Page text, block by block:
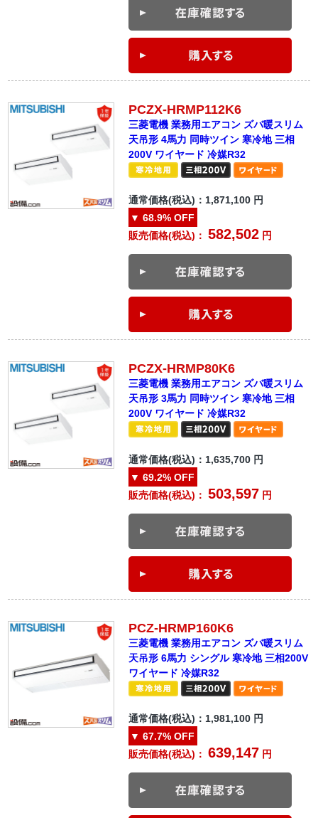
PCZX-HRMP112K6
三菱電機 業務用エアコン ズバ暖スリム
天吊形 4馬力 同時ツイン 寒冷地 三相
200V ワイヤード 冷媒R32
通常価格(税込)：1,871,100 円
▼ 68.9% OFF
販売価格(税込)：582,502 円
PCZX-HRMP80K6
三菱電機 業務用エアコン ズバ暖スリム
天吊形 3馬力 同時ツイン 寒冷地 三相
200V ワイヤード 冷媒R32
通常価格(税込)： 1,635,700 円
▼ 69.2% OFF
販売価格(税込)：503,597 円
PCZ-HRMP160K6
三菱電機 業務用エアコン ズバ暖スリム
天吊形 6馬力 シングル 寒冷地 三相200V
ワイヤード 冷媒R32
通常価格(税込)：1,981,100 円
▼ 67.7% OFF
販売価格(税込)：639,147 円